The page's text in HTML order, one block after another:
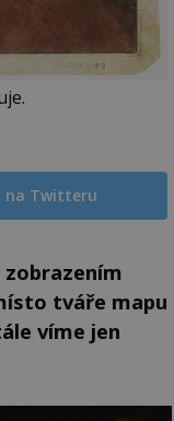
na Twitteru
tváře mapu
víme jen